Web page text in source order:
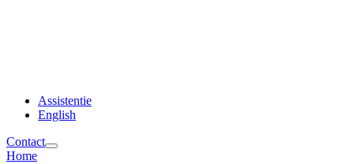
Assistentie
English
Contact
Home